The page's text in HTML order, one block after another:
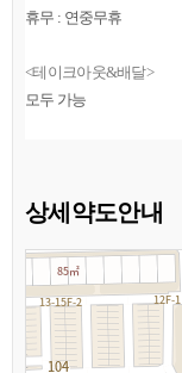
휴무 : 연중무휴
<테이크아웃&배달>
모두 가능
상세약도안내